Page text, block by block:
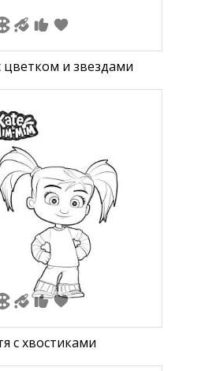
цветком и звездами
с хвостиками